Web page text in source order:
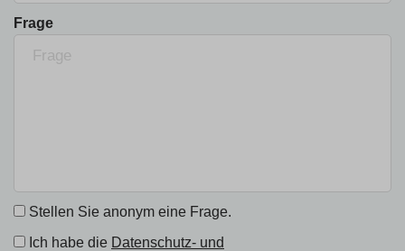
Frage
Stellen Sie anonym eine Frage.
Ich habe die Datenschutz- und